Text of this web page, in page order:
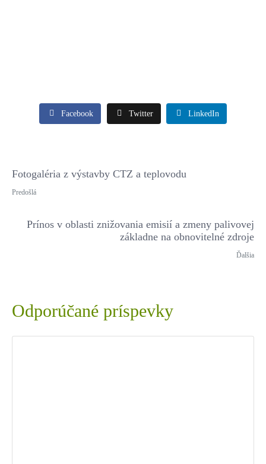
Facebook Twitter LinkedIn
Fotogaléria z výstavby CTZ a teplovodu
Predošlá
Prínos v oblasti znižovania emisií a zmeny palivovej
základne na obnovitelné zdroje
Ďalšia
Odporúčané príspevky